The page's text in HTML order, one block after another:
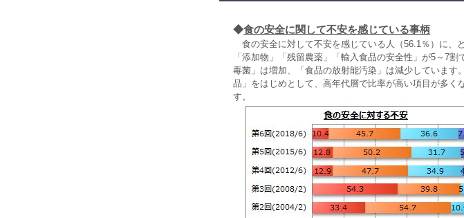
◆食の安全に関して不安を感じている事柄
食の安全に対して不安を感じている人（56.1％）に、
「添加物」「残留農薬」「輸入食品の安全性」が5～7
毒菌」は増加、「食品の放射能汚染」は減少していま
品」をはじめとして、高年代層で比率が高い項目が多
す。